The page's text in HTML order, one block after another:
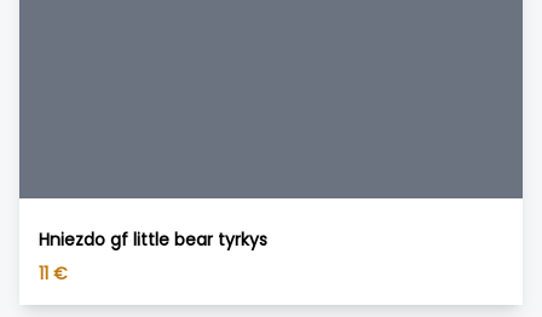
Hniezdo gf little bear tyrkys
11 €